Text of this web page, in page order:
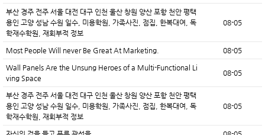
부산 경주 전주 서울 대전 대구 인천 울산 창원 양산 포항 천안 평택
용인 고양 성남 수원 일수, 미용학원, 가족사진, 점집, 한복대여, 독
학재수학원, 재회부적 정보
08-05
Most People Will never Be Great At Marketing. 08-05
Wall Panels Are the Unsung Heroes of a Multi-Functional Li
ving Space
08-05
부산 경주 전주 서울 대전 대구 인천 울산 창원 양산 포항 천안 평택
용인 고양 성남 수원 일수, 미용학원, 가족사진, 점집, 한복대여, 독
학재수학원, 재회부적 정보
08-05